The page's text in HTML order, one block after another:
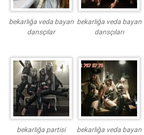
bekarlığa veda bayan
dansçılar
bekarlığa veda bayan
dansçıları
bekarlığa partisi
bekarlığa veda bayan